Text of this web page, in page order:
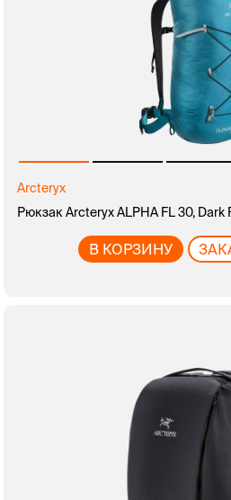
Arcteryx
Рюкзак Arcteryx ALPHA FL 30, Dark
В КОРЗИНУ